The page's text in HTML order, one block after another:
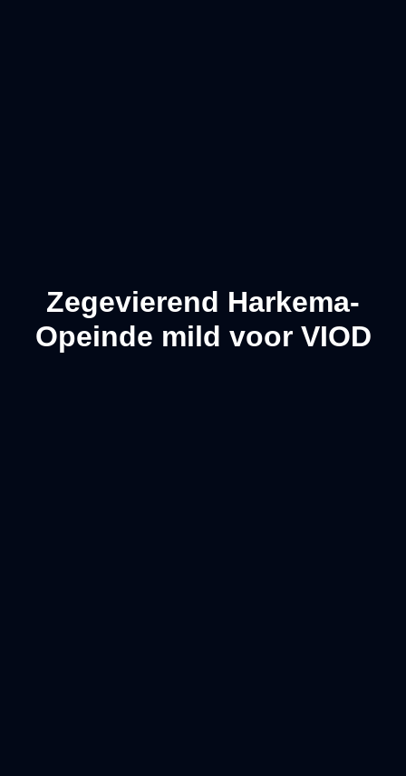
Zegevierend Harkema-
Opeinde mild voor VIOD